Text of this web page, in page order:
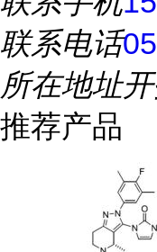
联系电话
所在地址
推荐产品